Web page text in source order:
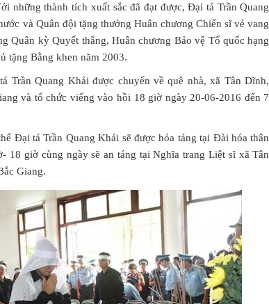
những thành tích xuất sắc đã đạt được, Đại tá Trần Quang
và Quân đội tặng thưởng Huân chương Chiến sĩ vẻ vang
Quân kỳ Quyết thắng, Huân chương Bảo vệ Tổ quốc hạng
tặng Bằng khen năm 2003.
Trần Quang Khải được chuyển về quê nhà, xã Tân Dĩnh,
và tổ chức viếng vào hồi 18 giờ ngày 20-06-2016 đến 7
Đại tá Trần Quang Khải sẽ được hỏa táng tại Đài hóa thân
18 giờ cùng ngày sẽ an táng tại Nghĩa trang Liệt sĩ xã Tân
Giang.